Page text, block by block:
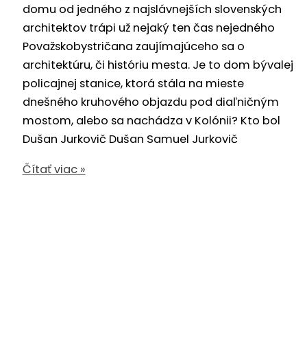
domu od jedného z najslávnejších slovenských
architektov trápi už nejaký ten čas nejedného
Považskobystričana zaujímajúceho sa o
architektúru, či históriu mesta. Je to dom bývalej
policajnej stanice, ktorá stála na mieste
dnešného kruhového objazdu pod diaľničným
mostom, alebo sa nachádza v Kolónii? Kto bol
Dušan Jurkovič Dušan Samuel Jurkovič
Jurkovičov
Čítať viac »